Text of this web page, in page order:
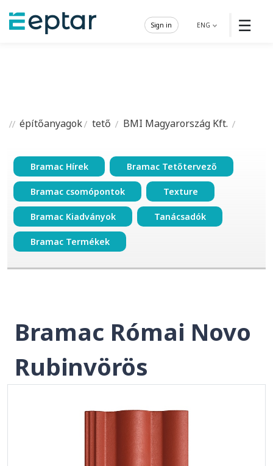
☰
ENG
Sign in
építőanyagok tető BMI Magyarország Kft.
Bramac Hírek Bramac Tetőtervező
Bramac csomópontok Texture
Bramac Kiadványok Tanácsadók
Bramac Termékek
Bramac Római Novo
Rubinvörös